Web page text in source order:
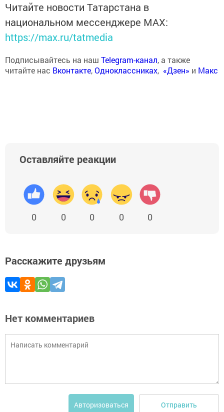
Читайте новости Татарстана в
национальном мессенджере MАХ:
https://max.ru/tatmedia
Подписывайтесь на наш Telegram-канал, а также
читайте нас Вконтакте,Одноклассниках, «Дзен» и Макс
Оставляйте реакции
0 0 0 0 0
Расскажите друзьям
Нет комментариев
Авторизоваться Отправить